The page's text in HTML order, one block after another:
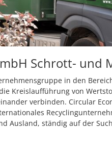
Schrott- und
in den
Kreislaufführung von
verbinden. Circular
Ausland, ständig auf der